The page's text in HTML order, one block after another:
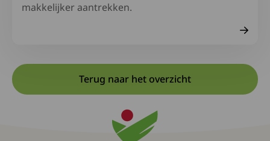
makkelijker aantrekken.
Terug naar het overzicht